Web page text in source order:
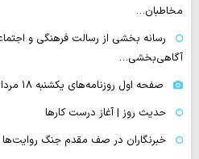
مخاطبان…
رسانه بخشی از رسالت فرهنگی و
آگاهی‌بخشی…
صفحه اول روزنامه‌های یکشنبه ۱۸ مرداد ماه
حدیث روز | آغاز درست کارها
خبرنگاران در صف مقدم جنگ روایت‌ها